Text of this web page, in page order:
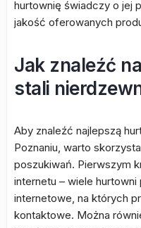
hurtownię świadczy o jej
jakość oferowanych
Jak znaleźć
stali
Aby znaleźć najlepszą
Poznaniu, warto
poszukiwań. Pierwszym
internetu – wiele
internetowe, na których
kontaktowe. Można